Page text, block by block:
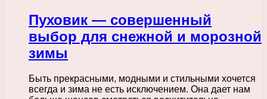
Пуховик — совершенный
выбор для снежной и морозной
зимы
Быть прекрасными, модными и стильными хочется
всегда и зима не есть исключением. Она дает нам